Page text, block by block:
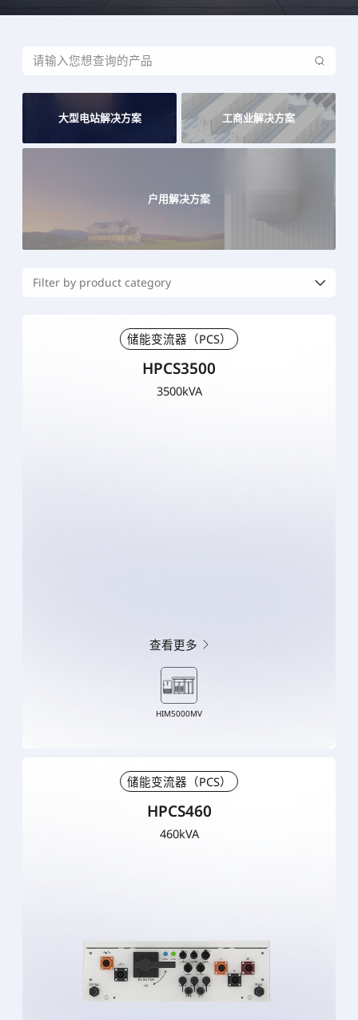
大型电站解决方案 工商业解决方案
户用解决方案
储能变流器（PCS）
HPCS3500
3500kVA
查看更多
HIM5000MV
储能变流器（PCS）
HPCS460
460kVA